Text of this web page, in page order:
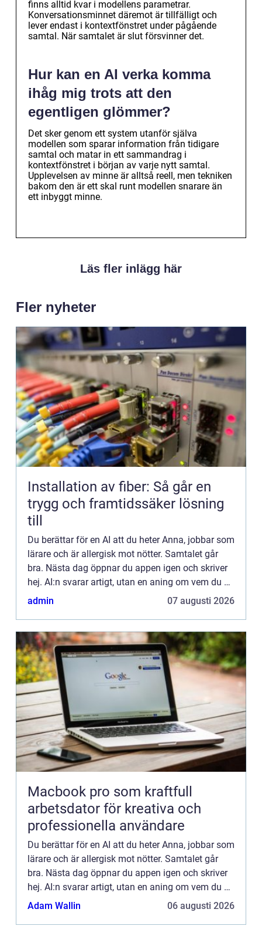
finns alltid kvar i modellens parametrar.
Konversationsminnet däremot är tillfälligt och
lever endast i kontextfönstret under pågående
samtal. När samtalet är slut försvinner det.
Hur kan en AI verka komma
ihåg mig trots att den
egentligen glömmer?
Det sker genom ett system utanför själva
modellen som sparar information från tidigare
samtal och matar in ett sammandrag i
kontextfönstret i början av varje nytt samtal.
Upplevelsen av minne är alltså reell, men tekniken
bakom den är ett skal runt modellen snarare än
ett inbyggt minne.
Läs fler inlägg här
Fler nyheter
Installation av fiber: Så går en
trygg och framtidssäker lösning
till
Du berättar för en AI att du heter Anna, jobbar som
lärare och är allergisk mot nötter. Samtalet går
bra. Nästa dag öppnar du appen igen och skriver
hej. AI:n svarar artigt, utan en aning om vem du är.
Al...
admin 07 augusti 2026
Macbook pro som kraftfull
arbetsdator för kreativa och
professionella användare
Du berättar för en AI att du heter Anna, jobbar som
lärare och är allergisk mot nötter. Samtalet går
bra. Nästa dag öppnar du appen igen och skriver
hej. AI:n svarar artigt, utan en aning om vem du är.
Al...
Adam Wallin 06 augusti 2026